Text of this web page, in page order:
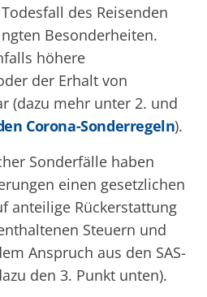
des Reisenden
Besonderheiten.
höhere
der Erhalt von
(dazu mehr unter 2. und
Corona-Sonderregeln).
Sonderfälle haben
einen gesetzlichen
anteilige Rückerstattung
Steuern und
Anspruch aus den SAS-
den 3. Punkt unten).